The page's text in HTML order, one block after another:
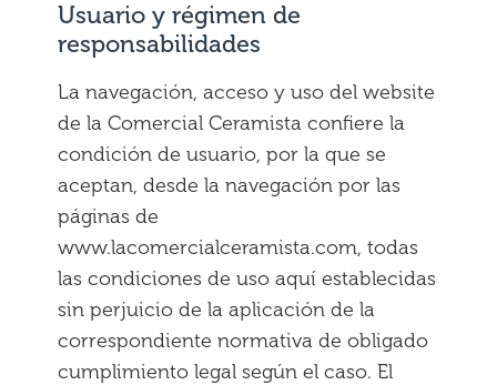
Usuario y régimen de
responsabilidades
La navegación, acceso y uso del website
de la Comercial Ceramista confiere la
condición de usuario, por la que se
aceptan, desde la navegación por las
páginas de
www.lacomercialceramista.com, todas
las condiciones de uso aquí establecidas
sin perjuicio de la aplicación de la
correspondiente normativa de obligado
cumplimiento legal según el caso. El